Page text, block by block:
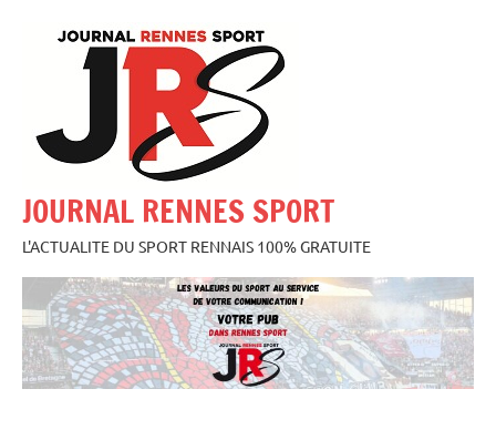
JOURNAL RENNES SPORT
L'ACTUALITE DU SPORT RENNAIS 100% GRATUITE